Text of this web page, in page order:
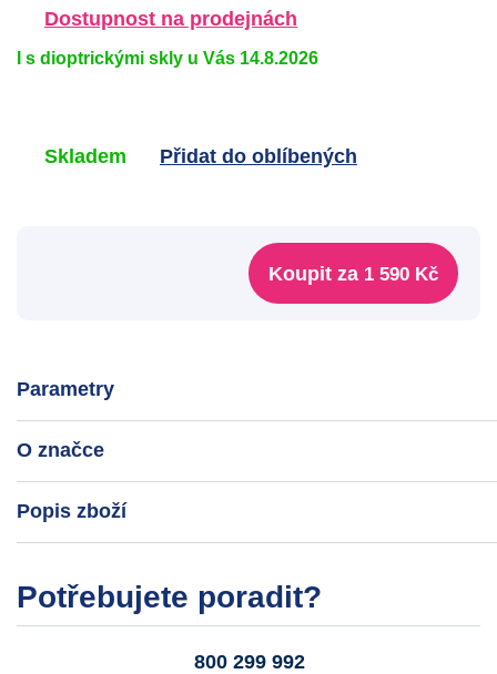
Dostupnost na prodejnách
I s dioptrickými skly u Vás 14.8.2026
Skladem Přidat do oblíbených
Koupit za 1 590 Kč
Parametry
O značce
Popis zboží
Potřebujete poradit?
800 299 992